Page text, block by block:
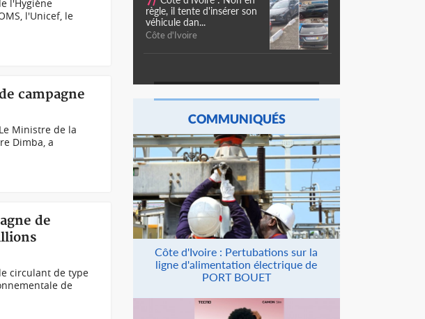
l'Hygiène
l'Unicef, le
campagne
Ministre de la
Dimba, a
de
circulant de type
de
règle, il tente d'insérer son
véhicule dan...
Côte d'Ivoire
COMMUNIQUÉS
Côte d'Ivoire : Pertubations sur la
ligne d'alimentation électrique de
PORT BOUET